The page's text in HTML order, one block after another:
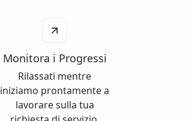
Monitora i Progressi
Rilassati mentre
iniziamo prontamente a
lavorare sulla tua